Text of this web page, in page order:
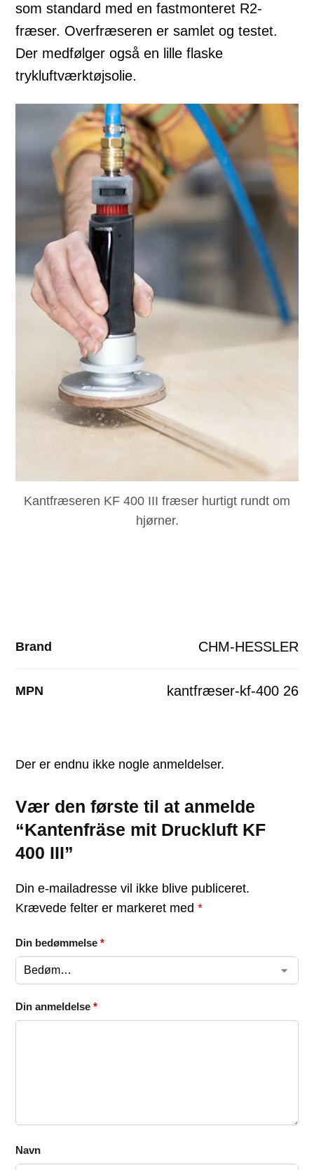
som standard med en fastmonteret R2-
fræser. Overfræseren er samlet og testet.
Der medfølger også en lille flaske
trykluftværktøjsolie.
Kantfræseren KF 400 III fræser hurtigt rundt om
hjørner.
Brand CHM-HESSLER
MPN kantfræser-kf-400 26
Der er endnu ikke nogle anmeldelser.
Vær den første til at anmelde
“Kantenfräse mit Druckluft KF
400 III”
Din e-mailadresse vil ikke blive publiceret.
Krævede felter er markeret med *
Din bedømmelse *
Din anmeldelse *
Navn